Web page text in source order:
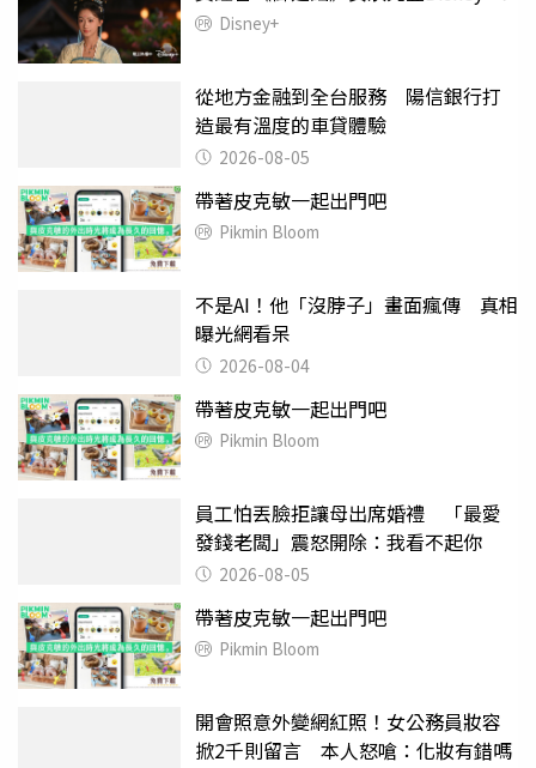
Disney+
從地方金融到全台服務 陽信銀行打
造最有溫度的車貸體驗
2026-08-05
帶著皮克敏一起出門吧
Pikmin Bloom
不是AI！他「沒脖子」畫面瘋傳 真相
曝光網看呆
2026-08-04
帶著皮克敏一起出門吧
Pikmin Bloom
員工怕丟臉拒讓母出席婚禮 「最愛
發錢老闆」震怒開除：我看不起你
2026-08-05
帶著皮克敏一起出門吧
Pikmin Bloom
開會照意外變網紅照！女公務員妝容
掀2千則留言 本人怒嗆：化妝有錯嗎